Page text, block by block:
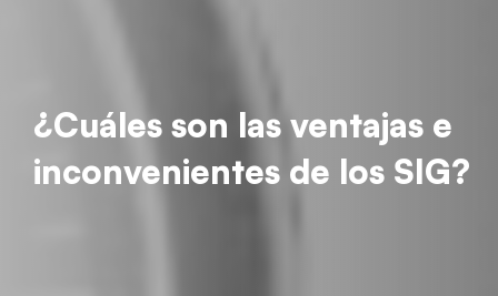
¿Cuáles son las ventajas e
inconvenientes de los SIG?